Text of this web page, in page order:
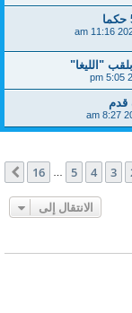
"الليغا"
3
4
5
16 التالي
الانتقال إلى